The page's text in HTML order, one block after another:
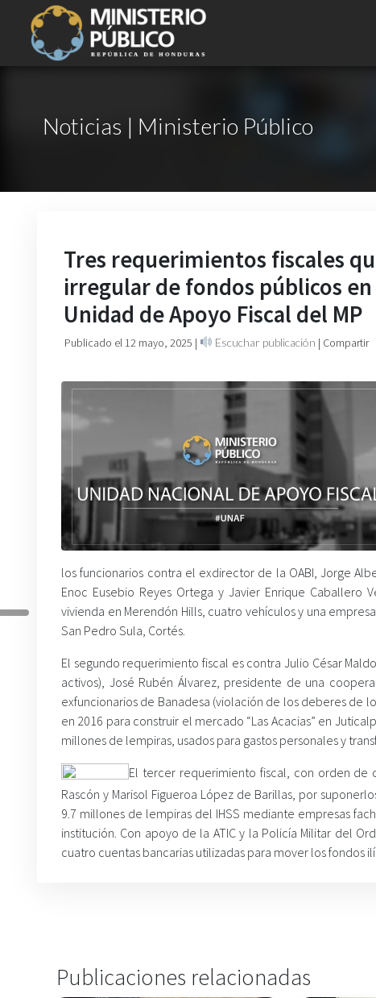
Noticias | Ministerio Público
Tres requerimientos fiscales
irregular de fondos públicos en
Unidad de Apoyo Fiscal del MP
Publicado el 12 mayo, 2025 | Escuchar publicación | Compartir
los funcionarios contra el exdirector de la OABI, Jorge
Enoc Eusebio Reyes Ortega y Javier Enrique
vivienda en Merendón Hills, cuatro vehículos y una
San Pedro Sula, Cortés.
El segundo requerimiento fiscal es contra Julio César
activos), José Rubén Álvarez, presidente de una
exfuncionarios de Banadesa (violación de los deberes de
en 2016 para construir el mercado “Las Acacias” en
millones de lempiras, usados para gastos personales y
El tercer requerimiento fiscal, con orden de
Rascón y Marisol Figueroa López de Barillas, por
9.7 millones de lempiras del IHSS mediante empresas
institución. Con apoyo de la ATIC y la Policía Militar del
cuatro cuentas bancarias utilizadas para mover los fondos
Publicaciones relacionadas